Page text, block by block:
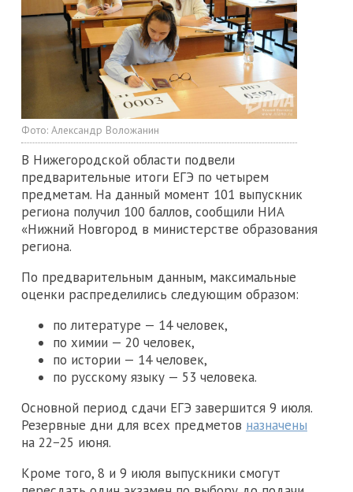
Фото: Александр Воложанин
В Нижегородской области подвели
предварительные итоги ЕГЭ по четырем
предметам. На данный момент 101 выпускник
региона получил 100 баллов, сообщили НИА
«Нижний Новгород в министерстве образования
региона.
По предварительным данным, максимальные
оценки распределились следующим образом:
по литературе — 14 человек,
по химии — 20 человек,
по истории — 14 человек,
по русскому языку — 53 человека.
Основной период сдачи ЕГЭ завершится 9 июля.
Резервные дни для всех предметов назначены
на 22−25 июня.
Кроме того, 8 и 9 июля выпускники смогут